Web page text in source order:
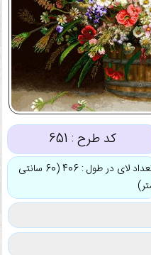
کد طرح : 651
تعداد لای در طول : 406 (60 سانتی